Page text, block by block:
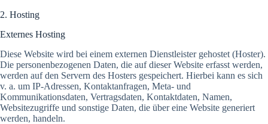
2. Hosting
Externes Hosting
Diese Website wird bei einem externen Dienstleister gehostet (Hoster).
Die personenbezogenen Daten, die auf dieser Website erfasst werden,
werden auf den Servern des Hosters gespeichert. Hierbei kann es sich
v. a. um IP-Adressen, Kontaktanfragen, Meta- und
Kommunikationsdaten, Vertragsdaten, Kontaktdaten, Namen,
Websitezugriffe und sonstige Daten, die über eine Website generiert
werden, handeln.